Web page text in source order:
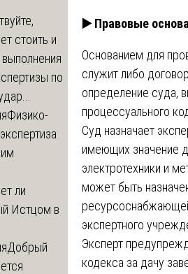
▶️Правовые
Основанием для
служит либо
определение суда,
процессуального
Суд назначает
имеющих значение
электротехники и
может быть
экспертного
Эксперт
кодекса за дачу
стоить и
по
Физико-
ли
Истцом в
Добрый